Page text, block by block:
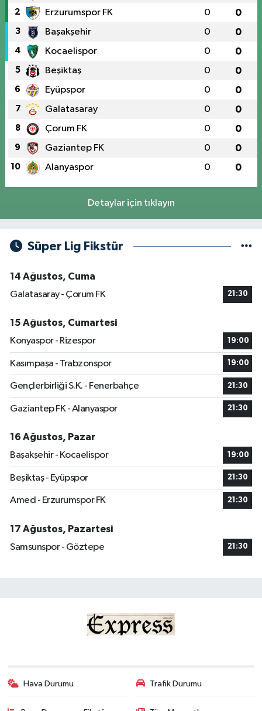
2 Erzurumspor FK 0 0
3 Başakşehir 0 0
4 Kocaelispor 0 0
5 Beşiktaş 0 0
6 Eyüpspor 0 0
7 Galatasaray 0 0
8 Çorum FK 0 0
9 Gaziantep FK 0 0
10 Alanyaspor 0 0
Detaylar için tıklayın
Süper Lig Fikstür
14 Ağustos, Cuma
Galatasaray - Çorum FK
21:30
15 Ağustos, Cumartesi
Konyaspor - Rizespor
19:00
Kasımpaşa - Trabzonspor 19:00
Gençlerbirliği S.K. - Fenerbahçe 21:30
Gaziantep FK - Alanyaspor 21:30
16 Ağustos, Pazar
Başakşehir - Kocaelispor
19:00
Beşiktaş - Eyüpspor 21:30
Amed - Erzurumspor FK 21:30
17 Ağustos, Pazartesi
Samsunspor - Göztepe
21:30
Hava Durumu Trafik Durumu